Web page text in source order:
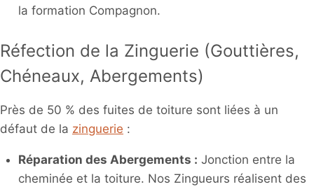
la formation Compagnon.
Réfection de la Zinguerie (Gouttières,
Chéneaux, Abergements)
Près de 50 % des fuites de toiture sont liées à un
défaut de la zinguerie :
Réparation des Abergements : Jonction entre la
cheminée et la toiture. Nos Zingueurs réalisent des